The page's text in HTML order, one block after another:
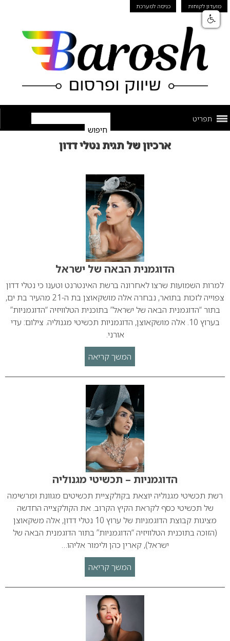
מועדון לקוחות כניסה למערכת
תפריט
ארכיון של תגית נטלי דדון
הדוגמנית הבאה של ישראל
למרות השמועות שרצו לאחרונה ברשת האינטרנט וטענו כי נטלי דדון
צפוייה לזכות בתואר, נבחרה אלה מושקאוצן בת ה-21 מהעיר בת ים,
בתור “הדוגמנית הבאה של ישראל” בתוכנית הטלוויזיה “הדוגמניות”
בערוץ 10. אלה מושקאוצן, הדוגמניות תכשיטי מגנוליה. צילום: עדי
אורני.
המשך קריאה
הדוגמניות – תכשיטי מגנוליה
רשת תכשיטי מגנוליה יוצאת בקולקציית תכשיטים מגוונת ומרשימה
של תכשיטי כסף לקראת הקיץ הקרוב. את הקולקצייה החדשה
מציגות קבוצת הדוגמניות של ערוץ 10 נטלי דדון, אלה משקאוצן
(הזוכה בתוכנית הטלוויזיה “הדוגמניות” בתור הדוגמנית הבאה של
ישראל), קארין כהן ולימור אליהו…
המשך קריאה